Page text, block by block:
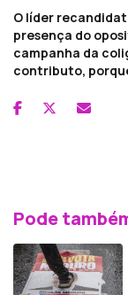
O líder
presença do
campanha da
contributo,
Pode